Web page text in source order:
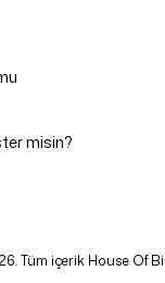
misin?
Tüm içerik House Of